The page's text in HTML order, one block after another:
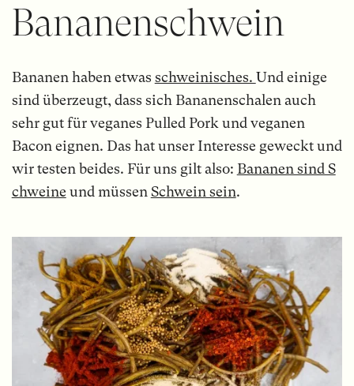
Bananenschwein
Bananen haben etwas schweinisches. Und einige
sind überzeugt, dass sich Bananenschalen auch
sehr gut für veganes Pulled Pork und veganen
Bacon eignen. Das hat unser Interesse geweckt und
wir testen beides. Für uns gilt also: Bananen sind S
chweine und müssen Schwein sein.